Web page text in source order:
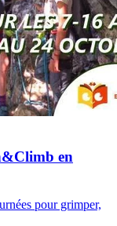
en
pour grimper,